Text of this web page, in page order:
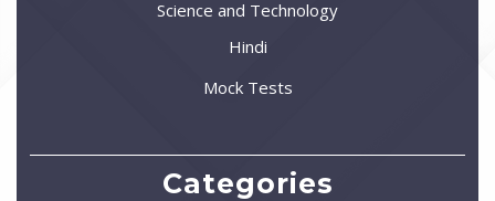
Science and Technology
Hindi
Mock Tests
Categories